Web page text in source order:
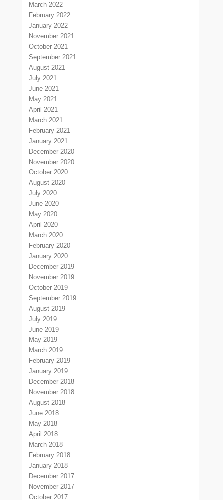
March 2022
February 2022
January 2022
November 2021
October 2021
September 2021
August 2021
July 2021
June 2021
May 2021
April 2021
March 2021
February 2021
January 2021
December 2020
November 2020
October 2020
August 2020
July 2020
June 2020
May 2020
April 2020
March 2020
February 2020
January 2020
December 2019
November 2019
October 2019
September 2019
August 2019
July 2019
June 2019
May 2019
March 2019
February 2019
January 2019
December 2018
November 2018
August 2018
June 2018
May 2018
April 2018
March 2018
February 2018
January 2018
December 2017
November 2017
October 2017